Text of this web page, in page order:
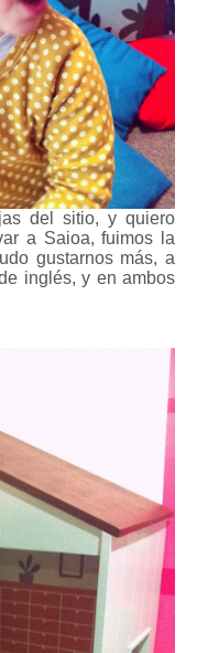
del sitio, y quiero
a Saioa, fuimos la
gustarnos más, a
inglés, y en ambos